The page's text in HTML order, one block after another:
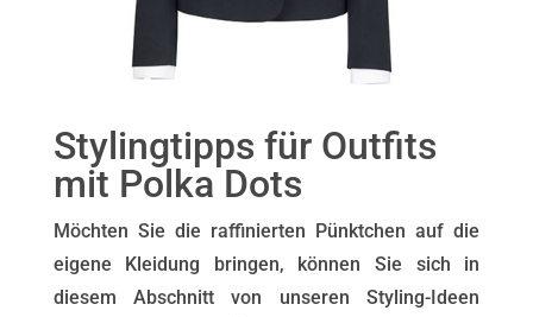
Stylingtipps für Outfits
mit Polka Dots
Möchten Sie die raffinierten Pünktchen auf die
eigene Kleidung bringen, können Sie sich in
diesem Abschnitt von unseren Styling-Ideen